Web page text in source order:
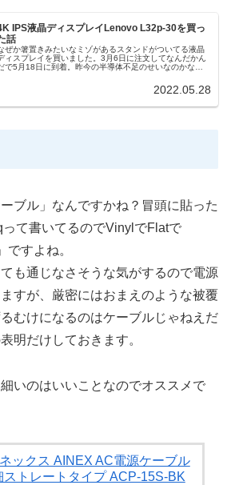
IPS液晶ディスプレイLenovo L32p-30を買っ
話
ぜか箸置きみたいなミゾがあるスタンドがついてる液晶
ィスプレイを買いました。3月6日に注文してなんだかん
で5月18日に到着。昨今の半導体不足のせいなのかなん
これを選んだのか2020年にテレワークが一般化した時に
LG 32UL750-Wを購入し、液晶を外したThinkPad E495と
、2022年3月にディスプレイのUSB Type-Cが壊れたっぽ
2022.05.28
ブル」なんですかね？冒頭に貼った
て書いてるのでVinylでFlatで
ですよね。
も通じなさそうな気がするので電源
すが、厳密にはおまえのような被覆
むけになるのはケーブルじゃねえだ
明だけしておきます。
いのはいいことなのでオススメで
ックス AINEX AC電源ケーブル
ストレートタイプ ACP-15S-BK